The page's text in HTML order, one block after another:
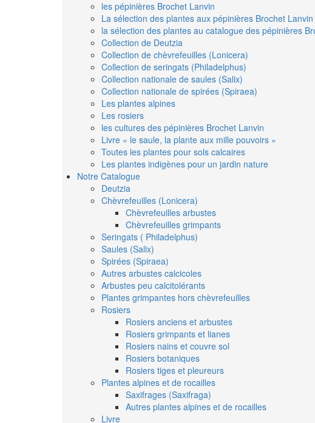
les pépinières Brochet Lanvin
La sélection des plantes aux pépinières Brochet Lanvin
la sélection des plantes au catalogue des pépinières
Collection de Deutzia
Collection de chèvrefeuilles (Lonicera)
Collection de seringats (Philadelphus)
Collection nationale de saules (Salix)
Collection nationale de spirées (Spiraea)
Les plantes alpines
Les rosiers
les cultures des pépinières Brochet Lanvin
Livre « le saule, la plante aux mille pouvoirs »
Toutes les plantes pour sols calcaires
Les plantes indigènes pour un jardin nature
Notre Catalogue
Deutzia
Chèvrefeuilles (Lonicera)
Chèvrefeuilles arbustes
Chèvrefeuilles grimpants
Seringats ( Philadelphus)
Saules (Salix)
Spirées (Spiraea)
Autres arbustes calcicoles
Arbustes peu calcitolérants
Plantes grimpantes hors chèvrefeuilles
Rosiers
Rosiers anciens et arbustes
Rosiers grimpants et lianes
Rosiers nains et couvre sol
Rosiers botaniques
Rosiers tiges et pleureurs
Plantes alpines et de rocailles
Saxifrages (Saxifraga)
Autres plantes alpines et de rocailles
Livre